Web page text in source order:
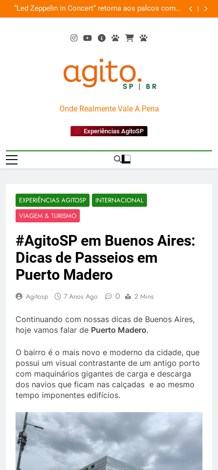
Skip
to
“Led Zeppelin in Concert” retorna aos palcos com a
Nova Orquestra
Cobasi
AgitoSP
Onde Realmente Vale A Pena
Experiências AgitoSP
EXPERIÊNCIAS AGITOSP
INTERNACIONAL
VIAGEM & TURISMO
#AgitoSP em Buenos Aires:
Dicas de Passeios em
Puerto Madero
Agitosp 7 Anos Ago 0 2 Mins
Continuando com nossas dicas de Buenos Aires,
hoje vamos falar de Puerto Madero.
O bairro é o mais novo e moderno da cidade, que
possui um visual contrastante de um antigo porto
com maquinários gigantes de carga e descarga
dos navios que ficam nas calçadas e ao mesmo
tempo imponentes edifícios.